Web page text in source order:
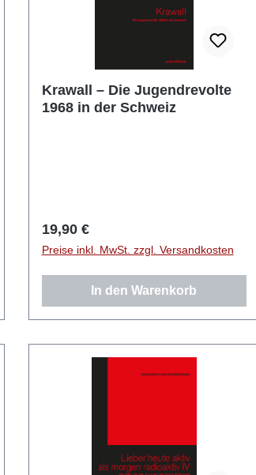
Krawall – Die Jugendrevolte
1968 in der Schweiz
Regulärer Preis:
19,90 €
Preise inkl. MwSt. zzgl. Versandkosten
In den Warenkorb